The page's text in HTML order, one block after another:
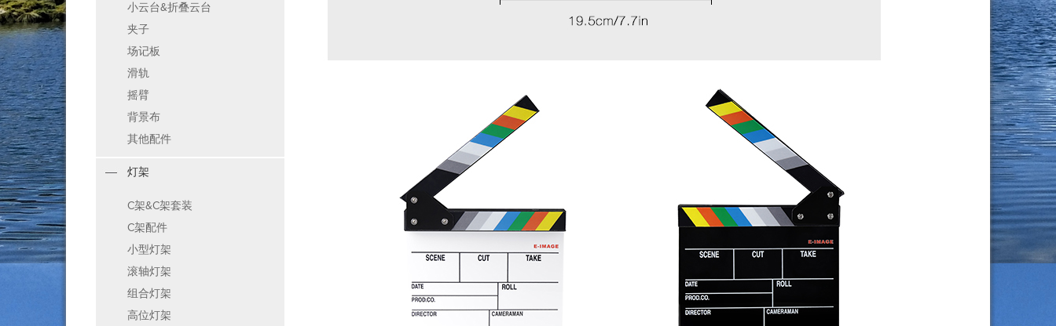
小云台&折叠云台
夹子
场记板
滑轨
摇臂
背景布
其他配件
灯架
C架&C架套装
C架配件
小型灯架
滚轴灯架
组合灯架
高位灯架